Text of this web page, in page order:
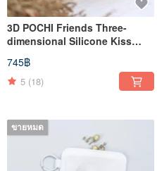
3D POCHI Friends Three-
dimensional Silicone Kiss
Lock Bag/Owl (Four Colors)
745฿
5 (18)
ขายหมด